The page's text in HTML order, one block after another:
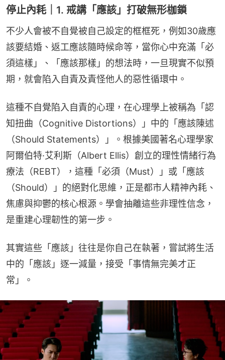
停止內耗｜1. 戒講「應該」打破無形枷鎖
不少人會被不自覺被自己設定的框框死，例如30歲應
該要結婚、返工應該隨時候命等，當你心中充滿「必
須這樣」、「應該那樣」的想法時，一旦現實不似預
期，就會陷入自責及責怪他人的惡性循環中。
這種不自覺陷入自責的心理，在心理學上被稱為「認
知扭曲（Cognitive Distortions）」中的「應該陳述
（Should Statements）」。根據美國著名心理學家
阿爾伯特·艾利斯（Albert Ellis）創立的理性情緒行為
療法（REBT），這種「必須（Must）」或「應該
（Should）」的絕對化思維，正是都市人精神內耗、
焦慮與抑鬱的核心根源。學會抽離這些非理性信念，
是重建心理韌性的第一步。
其實這些「應該」往往是你自己在執著，嘗試將生活
中的「應該」逐一減量，接受「事情無完美才正
常」。